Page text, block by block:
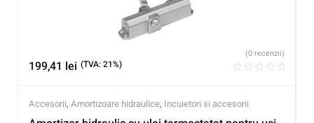
199,41 lei (TVA: 21%)
(0 recenzii)
Accesorii, Amortizoare hidraulice, Incuietori si accesorii